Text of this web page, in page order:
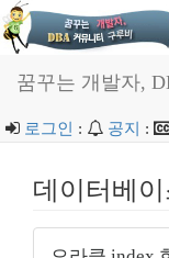
꿈꾸는 개발자,
로그인 : 공지 :
데이터베